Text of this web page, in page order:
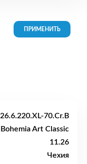
70.Cr.B
Bohemia Art Classic
11.26
Чехия